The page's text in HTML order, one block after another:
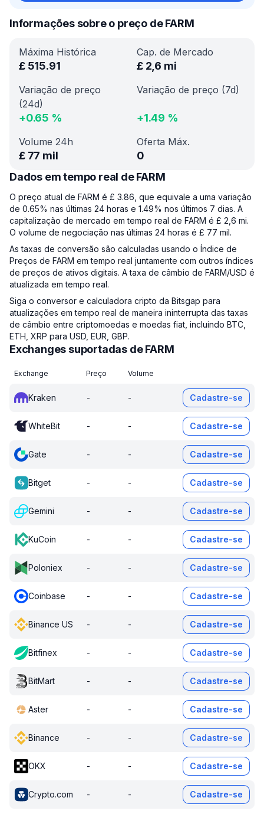
Informações sobre o preço de FARM
Máxima Histórica
£ 515.91
Cap. de Mercado
£ 2,6 mi
Variação de preço
(24d)
+0.65 %
Variação de preço (7d)
+1.49 %
Volume 24h
£ 77 mil
Oferta Máx.
0
Dados em tempo real de FARM
O preço atual de FARM é £ 3.86, que equivale a uma variação
de 0.65% nas últimas 24 horas e 1.49% nos últimos 7 dias. A
capitalização de mercado em tempo real de FARM é £ 2,6 mi.
O volume de negociação nas últimas 24 horas é £ 77 mil.
As taxas de conversão são calculadas usando o Índice de
Preços de FARM em tempo real juntamente com outros índices
de preços de ativos digitais. A taxa de câmbio de FARM/USD é
atualizada em tempo real.
Siga o conversor e calculadora cripto da Bitsgap para
atualizações em tempo real de maneira ininterrupta das taxas
de câmbio entre criptomoedas e moedas fiat, incluindo BTC,
ETH, XRP para USD, EUR, GBP.
Exchanges suportadas de FARM
Exchange Preço Volume
Kraken - - Cadastre-se
WhiteBit - - Cadastre-se
Gate - - Cadastre-se
Bitget - - Cadastre-se
Gemini - - Cadastre-se
KuCoin - - Cadastre-se
Poloniex - - Cadastre-se
Coinbase - - Cadastre-se
Binance US - - Cadastre-se
Bitfinex - - Cadastre-se
BitMart - - Cadastre-se
Aster - - Cadastre-se
Binance - - Cadastre-se
OKX - - Cadastre-se
Crypto.com - - Cadastre-se